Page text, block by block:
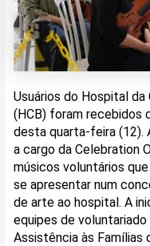
Usuários do Hospital
(HCB) foram recebidos
desta quarta-feira (12).
a cargo da Celebration
músicos voluntários
se apresentar num
de arte ao hospital. A
equipes de
Assistência às Famílias